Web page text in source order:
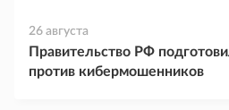
26 августа
Правительство РФ
против кибермошенников